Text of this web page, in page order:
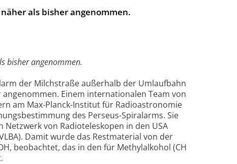
als bisher angenommen.
bisher angenommen.
der Milchstraße außerhalb der Umlaufbahn
Einem internationalen Team von
am Max-Planck-Institut für Radioastronomie
des Perseus-Spiralarms. Sie
von Radioteleskopen in den USA
Damit wurde das Restmaterial von der
beobachtet, das in den für Methylalkohol (CH